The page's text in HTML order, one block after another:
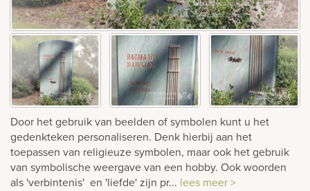
Door het gebruik van beelden of symbolen kunt u het
gedenkteken personaliseren. Denk hierbij aan het
toepassen van religieuze symbolen, maar ook het gebruik
van symbolische weergave van een hobby. Ook woorden
als 'verbintenis' en 'liefde' zijn pr... lees meer >